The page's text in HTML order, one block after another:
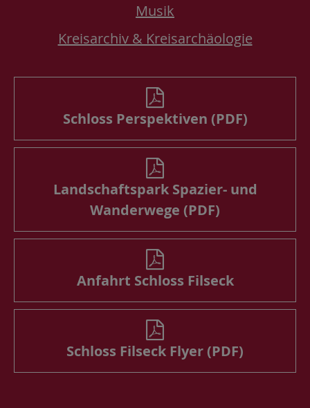
Musik
Kreisarchiv & Kreisarchäologie
Schloss Perspektiven (PDF)
Landschaftspark Spazier- und
Wanderwege (PDF)
Anfahrt Schloss Filseck
Schloss Filseck Flyer (PDF)